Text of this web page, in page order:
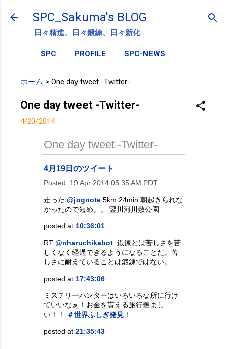
スキップしてメイン コンテンツに移動
SPC_Sakuma's BLOG
日々精進、日々鍛練、日々新化
SPC PROFILE SPC-NEWS
ホーム > One day tweet -Twitter-
One day tweet -Twitter-
4/20/2014
One day tweet -Twitter-
4月19日のツイート
Posted: 19 Apr 2014 05:35 AM PDT
走った @jognote 5km 24min 朝起きられな
かったので短め。。 竪川河川敷公園
posted at 10:36:01
RT @nharuchikabot: 鍛錬とは苦しさを苦
しくなく経過できるようになることだ。苦
しさに耐えていることは鍛錬ではない。
posted at 17:43:06
ミステリーハンターはいろいろな所に行け
ていいなぁ！お金を貰える旅行羨まし
い！！
＃世界ふしぎ発見 ！
posted at 21:35:43